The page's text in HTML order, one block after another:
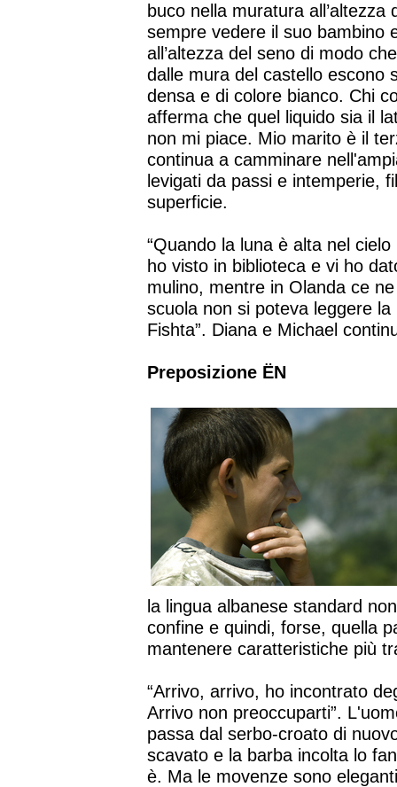
buco nella muratura
sempre vedere il suo bambino
all’altezza del seno di modo
dalle mura del castello escono
densa e di colore bianco. Chi
afferma che quel liquido sia il
non mi piace. Mio marito è il
continua a camminare
levigati da passi e intemperie,
superficie.
“Quando la luna è alta nel
ho visto in biblioteca e vi ho
mulino, mentre in Olanda ce
scuola non si poteva leggere
Fishta”. Diana e Michael
Preposizione ËN
la lingua albanese standard
confine e quindi, forse, quella
mantenere caratteristiche più
“Arrivo, arrivo, ho incontrato
Arrivo non preoccuparti”.
passa dal serbo-croato di
scavato e la barba incolta lo
è. Ma le movenze sono